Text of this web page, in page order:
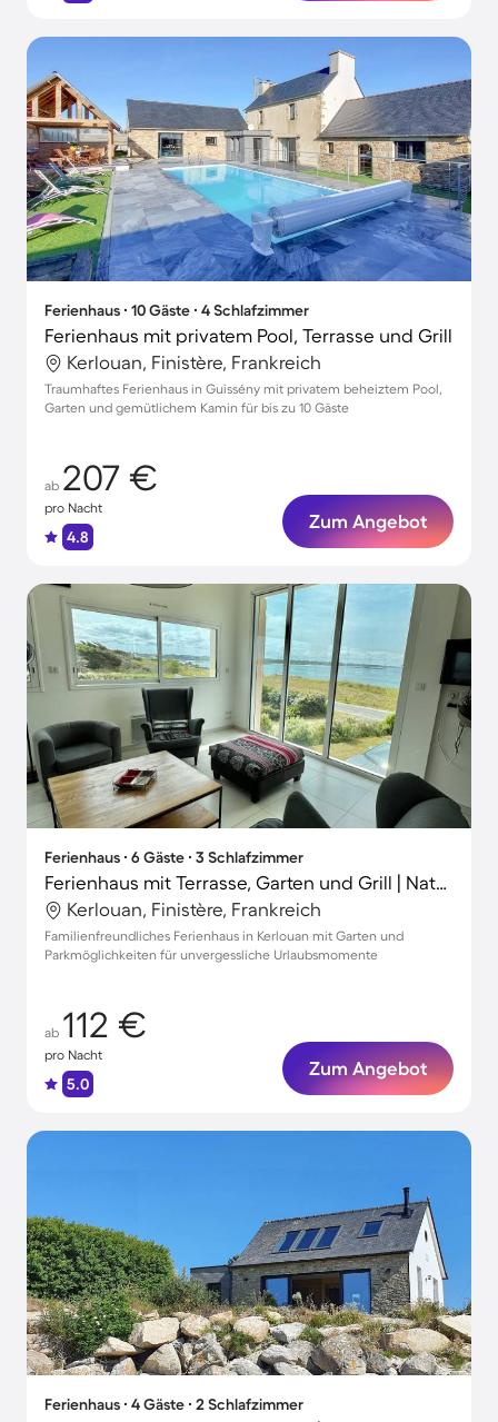
Ferienhaus ∙ 10 Gäste ∙ 4 Schlafzimmer
Ferienhaus mit privatem Pool, Terrasse und Grill
Kerlouan, Finistère, Frankreich
Traumhaftes Ferienhaus in Guissény mit privatem beheiztem Pool,
Garten und gemütlichem Kamin für bis zu 10 Gäste
ab 207 €
pro Nacht
4.8
Zum Angebot
Ferienhaus ∙ 6 Gäste ∙ 3 Schlafzimmer
Ferienhaus mit Terrasse, Garten und Grill | Naturblick
Kerlouan, Finistère, Frankreich
Familienfreundliches Ferienhaus in Kerlouan mit Garten und
Parkmöglichkeiten für unvergessliche Urlaubsmomente
ab 112 €
pro Nacht
5.0
Zum Angebot
Ferienhaus ∙ 4 Gäste ∙ 2 Schlafzimmer